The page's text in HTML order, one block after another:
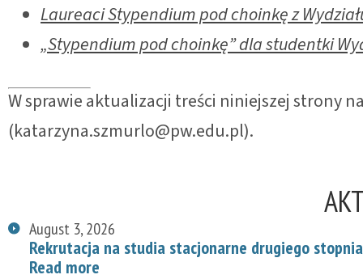
Laureaci Stypendium pod choinkę z
„Stypendium pod choinkę” dla studentki
W sprawie aktualizacji treści niniejszej strony
(katarzyna.szmurlo@pw.edu.pl).
August 3, 2026
Rekrutacja na studia stacjonarne drugiego
Read more